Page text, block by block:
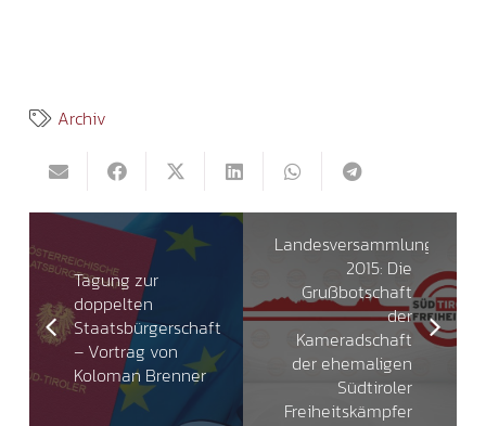
Archiv
Tagung zur
doppelten
Staatsbürgerschaft
– Vortrag von
Koloman Brenner
Landesversammlung
2015: Die
Grußbotschaft
der
Kameradschaft
der ehemaligen
Südtiroler
Freiheitskämpfer